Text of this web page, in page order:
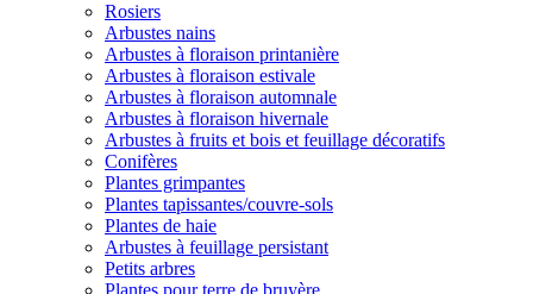
Rosiers
Arbustes nains
Arbustes à floraison printanière
Arbustes à floraison estivale
Arbustes à floraison automnale
Arbustes à floraison hivernale
Arbustes à fruits et bois et feuillage décoratifs
Conifères
Plantes grimpantes
Plantes tapissantes/couvre-sols
Plantes de haie
Arbustes à feuillage persistant
Petits arbres
Plantes pour terre de bruyère